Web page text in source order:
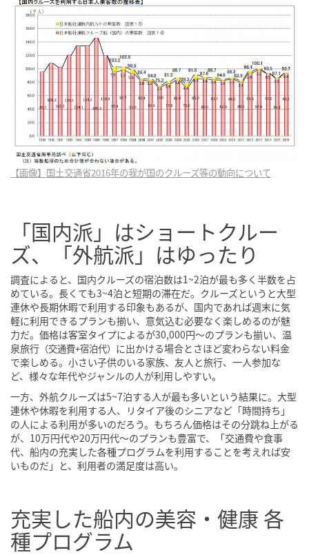
【画像】国土交通省2016年の我が国のクルーズ等の動向について
「国内派」はショートクルー
ズ、「外航派」はゆったり
調査によると、国内クルーズの宿泊数は1~2泊が最も多く半数を占
めている。長くても3~4泊と短期の滞在だ。クルーズというと大型
連休や長期休暇で利用する印象もあるが、国内であれば週末に気
軽に利用できるプランも揃い、意気込む必要なく楽しめるのが魅
力だ。価格は客室タイプによるが30,000円〜のプランも揃い、温
泉旅行 （交通費+宿泊代） に出かける場合とさほど変わらない料金
で楽しめる。小さい子供のいる家族、友人と旅行、一人参加な
ど、様々な年代やジャンルの人が利用しやすい。
一方、外航クルーズは5~7泊する人が最も多いという結果に。大型
連休や休暇を利用する人、リタイア後のシニアなど「時間持ち」
の人による利用が多いのだろう。もちろん価格はその分跳ね上がる
が、10万円代や20万円代〜のプランも豊富で、「交通費や食事
代、船内の充実した各種プログラムを利用することを考えれば安
いものだ」と、利用者の満足度は高い。
充実した船内の美容・健康 各
種プログラム